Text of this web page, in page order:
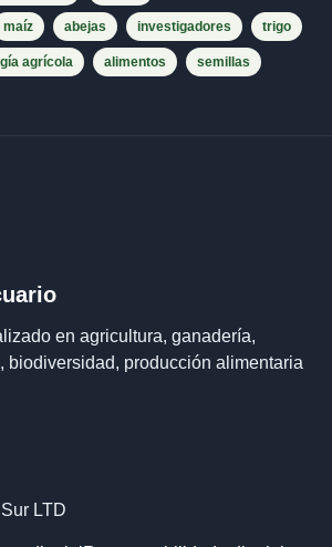
maíz abejas investigadores trigo
agrícola alimentos semillas
en agricultura, ganadería,
biodiversidad, producción alimentaria
LTD